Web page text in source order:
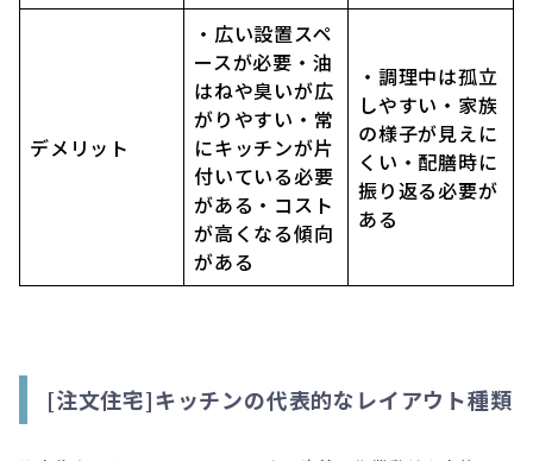
デメリット
・広い設置スペ
ースが必要・油
はねや臭いが広
がりやすい・常
にキッチンが片
付いている必要
がある・コスト
が高くなる傾向
がある
・調理中は孤立
しやすい・家族
の様子が見えに
くい・配膳時に
振り返る必要が
ある
[注文住宅]キッチンの代表的なレイアウト種類